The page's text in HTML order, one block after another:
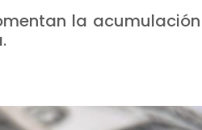
la acumulación